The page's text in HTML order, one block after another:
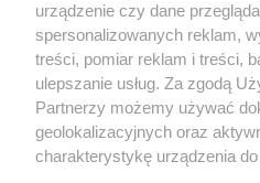
4
Nie zapomnij
zapoznać się z:
polityką prywatności
Twojemiasto
Piekary Śląskie
Chorzów
Tarnowskie Góry
urządzenie czy dane
spersonalizowanych reklam,
treści, pomiar reklam i treści,
ulepszanie usług. Za zgodą
Partnerzy możemy używać
geolokalizacyjnych oraz
charakterystykę urządzenia